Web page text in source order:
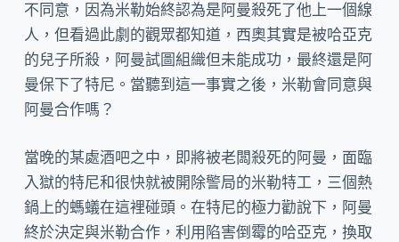
不同意，因為米勒始終認為是阿曼殺死了他上一個線
人，但看過此劇的觀眾都知道，西奧其實是被哈亞克
的兒子所殺，阿曼試圖組織但未能成功，最終還是阿
曼保下了特尼。當聽到這一事實之後，米勒會同意與
阿曼合作嗎？
當晚的某處酒吧之中，即將被老闆殺死的阿曼，面臨
入獄的特尼和很快就被開除警局的米勒特工，三個熱
鍋上的螞蟻在這裡碰頭。在特尼的極力勸說下，阿曼
終於決定與米勒合作，利用陷害倒霉的哈亞克，換取